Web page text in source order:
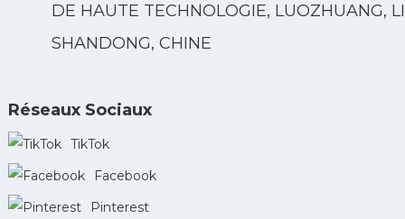
DE HAUTE TECHNOLOGIE, LUOZHUANG,
SHANDONG, CHINE
Réseaux Sociaux
TikTok
Facebook
Pinterest